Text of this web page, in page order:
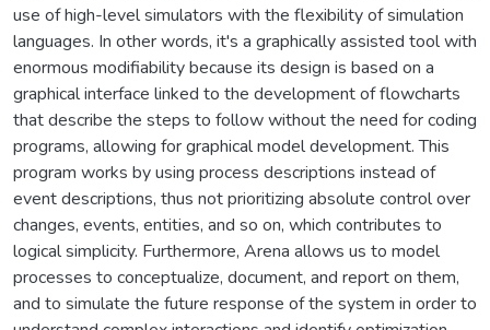
use of high-level simulators with the flexibility of simulation
languages. In other words, it's a graphically assisted tool with
enormous modifiability because its design is based on a
graphical interface linked to the development of flowcharts
that describe the steps to follow without the need for coding
programs, allowing for graphical model development. This
program works by using process descriptions instead of
event descriptions, thus not prioritizing absolute control over
changes, events, entities, and so on, which contributes to
logical simplicity. Furthermore, Arena allows us to model
processes to conceptualize, document, and report on them,
and to simulate the future response of the system in order to